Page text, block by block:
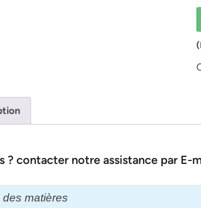
? contacter notre assistance par E-
des matières